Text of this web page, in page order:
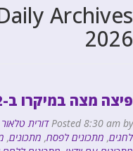
Archives:
2026
פיצה מצה במיקרו ב-2 דקות
Posted8:30 am by דורית טלאור
לחגים, מתכונים לפסח, מתכונים,